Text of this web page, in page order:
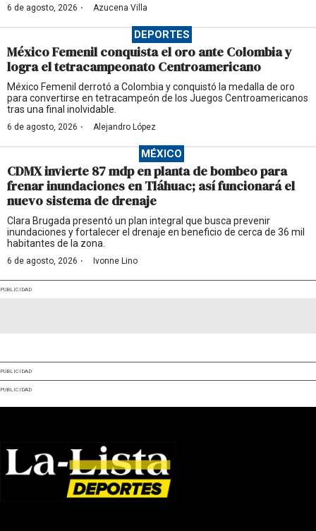
6 de agosto, 2026 · Azucena Villa
DEPORTES
México Femenil conquista el oro ante Colombia y
logra el tetracampeonato Centroamericano
México Femenil derrotó a Colombia y conquistó la medalla de oro
para convertirse en tetracampeón de los Juegos Centroamericanos
tras una final inolvidable.
6 de agosto, 2026 · Alejandro López
MÉXICO
CDMX invierte 87 mdp en planta de bombeo para
frenar inundaciones en Tláhuac; así funcionará el
nuevo sistema de drenaje
Clara Brugada presentó un plan integral que busca prevenir
inundaciones y fortalecer el drenaje en beneficio de cerca de 36 mil
habitantes de la zona.
6 de agosto, 2026 · Ivonne Lino
PUBLICIDAD
PUBLICIDAD
PUBLICIDAD